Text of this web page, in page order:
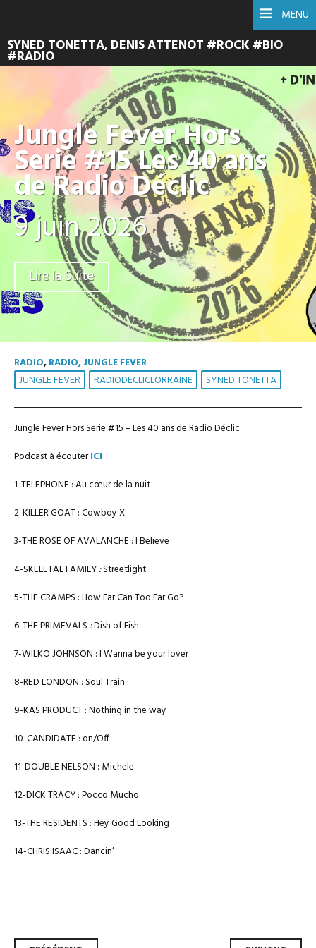
MENU
SYNED TONETTA, DENIS ATTENOT #ROCK #BIO
#RADIO
Jungle Fever Hors
Serie #15 Les 40 ans
de Radio Déclic
9 juin 2026
Lire la Suite
RADIO,RADIO, JUNGLE FEVER
JUNGLE FEVER RADIODECLICLORRAINE SYNED TONETTA
Jungle Fever Hors Serie #15 – Les 40 ans de Radio Déclic
Podcast à écouterICI
1-TELEPHONE : Au cœur de la nuit
2-KILLER GOAT : Cowboy X
3-THE ROSE OF AVALANCHE : I Believe
4-SKELETAL FAMILY:Streetlight
5-THE CRAMPS : How Far Can Too Far Go?
6-THE PRIMEVALS :Dish of Fish
7-WILKO JOHNSON : I Wanna be your lover
8-RED LONDON : Soul Train
9-KAS PRODUCT : Nothing in the way
10-CANDIDATE : on/Off
11-DOUBLE NELSON : Michele
12-DICK TRACY : Pocco Mucho
13-THE RESIDENTS : Hey Good Looking
14-CHRIS ISAAC : Dancin’